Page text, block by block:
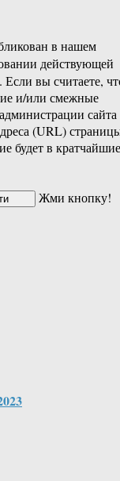
в нашем
действующей
. Если вы считаете,
и/или смежные
сайта
(URL)
будет в кратчайшие
Жми кнопку!